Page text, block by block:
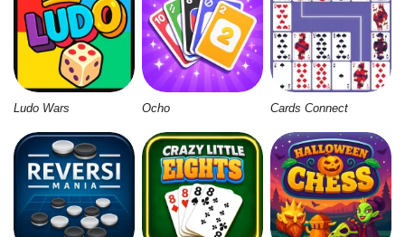
Ludo Wars Ocho Cards Connect